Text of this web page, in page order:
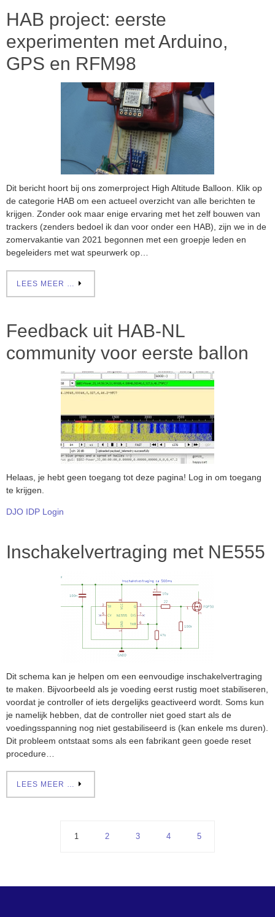
HAB project: eerste
experimenten met Arduino,
GPS en RFM98
Dit bericht hoort bij ons zomerproject High Altitude Balloon. Klik op
de categorie HAB om een actueel overzicht van alle berichten te
krijgen. Zonder ook maar enige ervaring met het zelf bouwen van
trackers (zenders bedoel ik dan voor onder een HAB), zijn we in de
zomervakantie van 2021 begonnen met een groepje leden en
begeleiders met wat speurwerk op…
LEES MEER …
Feedback uit HAB-NL
community voor eerste ballon
Helaas, je hebt geen toegang tot deze pagina! Log in om toegang
te krijgen.
DJO IDP Login
Inschakelvertraging met NE555
Dit schema kan je helpen om een eenvoudige inschakelvertraging
te maken. Bijvoorbeeld als je voeding eerst rustig moet stabiliseren,
voordat je controller of iets dergelijks geactiveerd wordt. Soms kun
je namelijk hebben, dat de controller niet goed start als de
voedingsspanning nog niet gestabiliseerd is (kan enkele ms duren).
Dit probleem ontstaat soms als een fabrikant geen goede reset
procedure…
LEES MEER …
1 2 3 4 5